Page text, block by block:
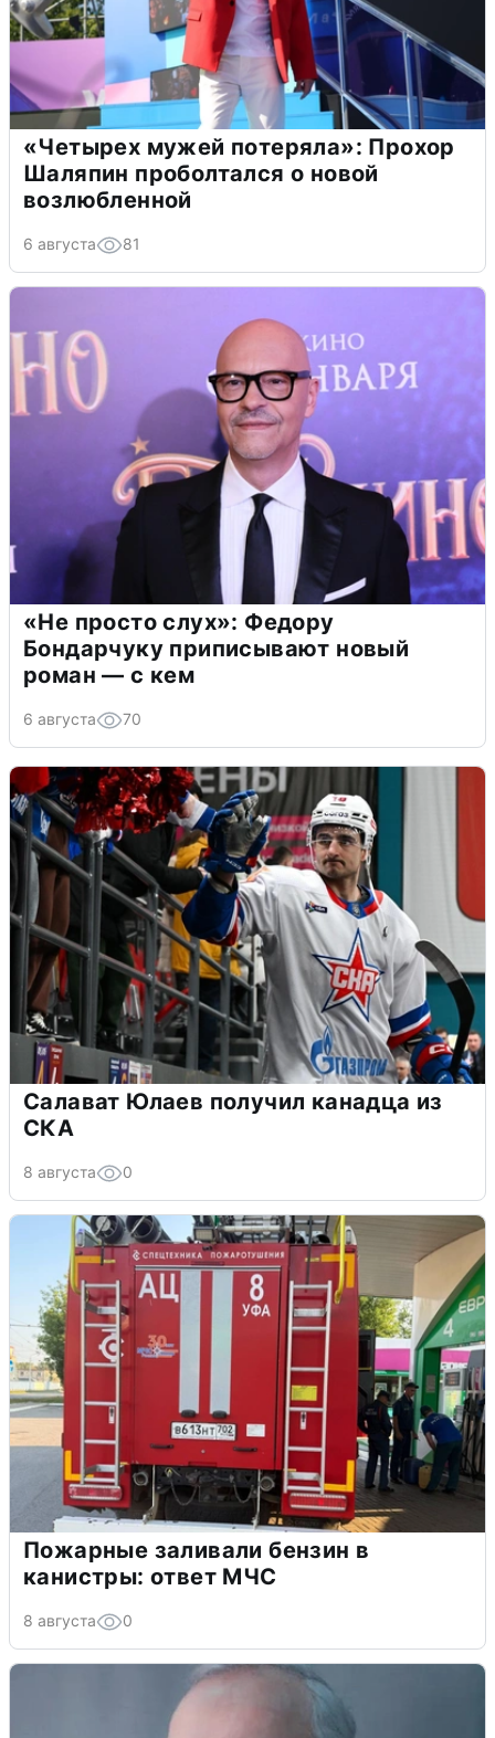
«Четырех мужей потеряла»: Прохор
Шаляпин проболтался о новой
возлюбленной
6 августа 81
«Не просто слух»: Федору
Бондарчуку приписывают новый
роман — с кем
6 августа 70
Салават Юлаев получил канадца из
СКА
8 августа 0
Пожарные заливали бензин в
канистры: ответ МЧС
8 августа 0